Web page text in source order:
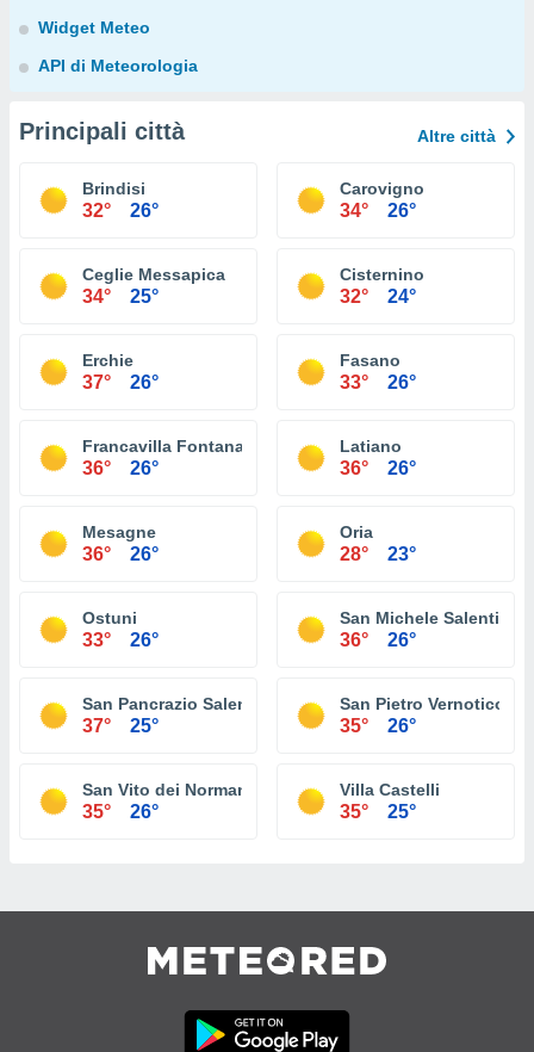
Widget Meteo
API di Meteorologia
Principali città Altre città
Brindisi
32° 26°
Carovigno
34° 26°
Ceglie Messapica
34° 25°
Cisternino
32° 24°
Erchie
37° 26°
Fasano
33° 26°
Francavilla Fontana
36° 26°
Latiano
36° 26°
Mesagne
36° 26°
Oria
28° 23°
Ostuni
33° 26°
San Michele Salentino
36° 26°
San Pancrazio Salentino
37° 25°
San Pietro Vernotico
35° 26°
San Vito dei Normanni
35° 26°
Villa Castelli
35° 25°